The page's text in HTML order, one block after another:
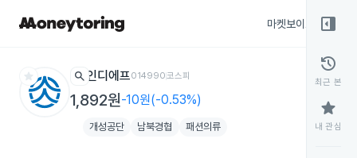
마켓보이스
star search 인디에프014990코스피
1,892원-10원(-0.53%)
개성공단 남북경협 패션의류
right_panel_open
history
최근 본
star
내 관심